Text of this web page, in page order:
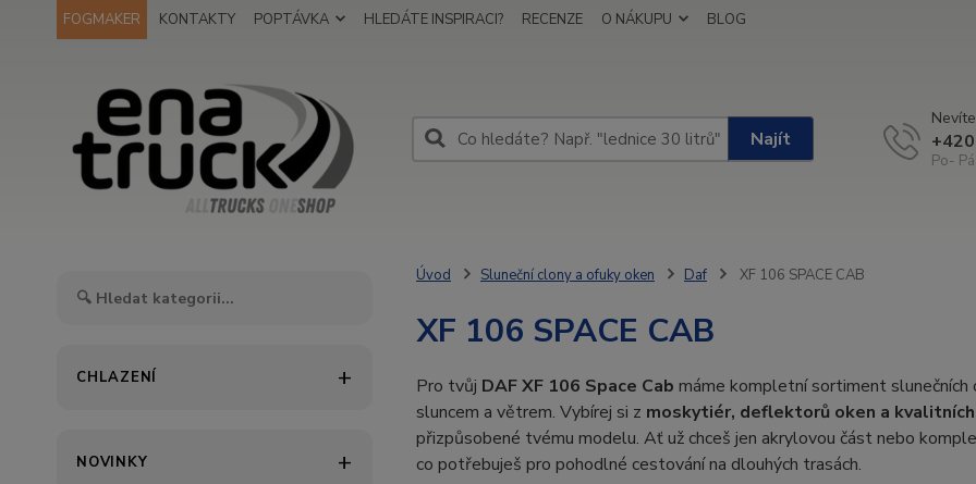
FOGMAKER KONTAKTY POPTÁVKA HLEDÁTE INSPIRACI? RECENZE O NÁKUPU BLOG
Najít
Po-
CHLAZENÍ
NOVINKY
Úvod Sluneční clony a ofuky oken Daf XF 106 SPACE CAB
XF 106 SPACE CAB
Pro tvůj DAF XF 106 Space Cab máme kompletní sortiment
sluncem a větrem. Vybírej si z moskytiér, deflektorů oken a
přizpůsobené tvému modelu. Ať už chceš jen akrylovou část nebo
co potřebuješ pro pohodlné cestování na dlouhých trasách.